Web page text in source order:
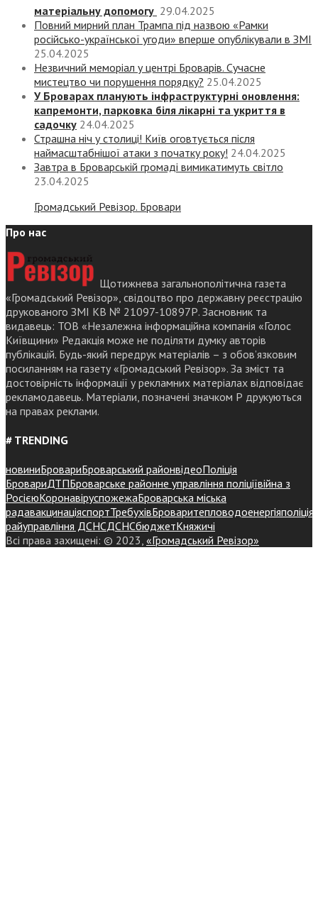
матеріальну допомогу 29.04.2025
Повний мирний план Трампа під назвою «‎Рамки
російсько-української угоди» вперше опублікували в ЗМІ
25.04.2025
Незвичний меморіал у центрі Броварів. Сучасне
мистецтво чи порушення порядку? 25.04.2025
У Броварах планують інфраструктурні оновлення:
капремонти, парковка біля лікарні та укриття в
садочку 24.04.2025
Страшна ніч у столиці! Київ оговтується після
наймасштабнішої атаки з початку року! 24.04.2025
Завтра в Броварській громаді вимикатимуть світло
23.04.2025
Громадський Ревізор. Бровари
Про нас
Щотижнева загальнополітична газета
«Громадський Ревізор», свідоцтво про державну реєстрацію
друкованого ЗМІ КВ № 21097-10897Р. Засновник та
видавець: ТОВ «Незалежна інформаційна компанія «Голос
Київщини» Редакція може не поділяти думку авторів
публікацій. Будь-який передрук матеріалів – з обов’язковим
посиланням на газету «Громадський Ревізор». За зміст та
достовірність інформації у рекламних матеріалах відповідає
рекламодавець. Матеріали, позначені значком Р друкуються
на правах реклами.
# TRENDING
новиниБровариБроварський районвідеоПоліція
БровариДТПБроварське районне управління поліціївійна з
РосієюКоронавіруспожежаБроварська міська
радавакцинаціяспортТребухівБроваритепловодоенергіяполіція
райуправління ДСНСДСНСбюджетКняжичі
Всі права захищені: © 2023, «Громадський Ревізор»